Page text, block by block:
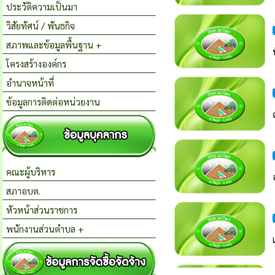
ประวัติความเป็นมา
วิสัยทัศน์ / พันธกิจ
สภาพและข้อมูลพื้นฐาน +
โครงสร้างองค์กร
อำนาจหน้าที่
ข้อมูลการติดต่อหน่วยงาน
คณะผู้บริหาร
สภาอบต.
หัวหน้าส่วนราชการ
พนักงานส่วนตำบล +